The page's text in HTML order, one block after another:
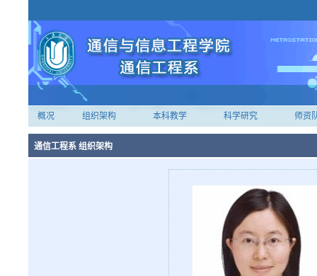
概况 组织架构
本科教学
专业介绍
生产实习
优秀本科生培养
大学生学科竞赛
电子电工实习中心
科学研究
学科团队
研究生导师
师资
通信工程系 组织架构